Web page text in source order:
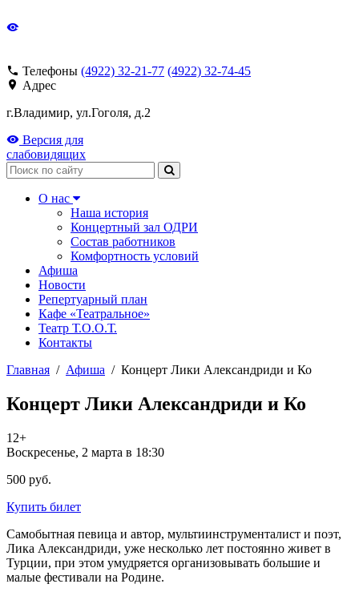
Телефоны (4922) 32-21-77 (4922) 32-74-45
Адрес
г.Владимир, ул.Гоголя, д.2
Версия для
слабовидящих
Поиск
О нас
Наша история
Концертный зал ОДРИ
Состав работников
Комфортность условий
Афиша
Новости
Репертуарный план
Кафе «Театральное»
Театр Т.О.О.Т.
Контакты
Главная / Афиша / Концерт Лики Александриди и Ко
Концерт Лики Александриди и Ко
12+
Воскресенье, 2 марта в 18:30
500 руб.
Купить билет
Самобытная певица и автор, мультиинструменталист и поэт,
Лика Александриди, уже несколько лет постоянно живет в
Турции, при этом умудряется организовывать большие и
малые фестивали на Родине.